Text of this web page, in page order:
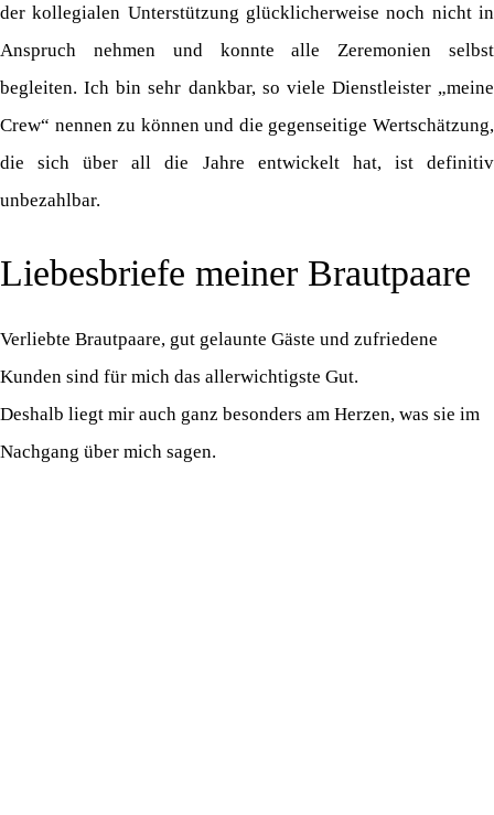
der kollegialen Unterstützung glücklicherweise noch nicht in
Anspruch nehmen und konnte alle Zeremonien selbst
begleiten. Ich bin sehr dankbar, so viele Dienstleister „meine
Crew“ nennen zu können und die gegenseitige Wertschätzung,
die sich über all die Jahre entwickelt hat, ist definitiv
unbezahlbar.
Liebesbriefe meiner Brautpaare
Verliebte Brautpaare, gut gelaunte Gäste und zufriedene
Kunden sind für mich das allerwichtigste Gut.
Deshalb liegt mir auch ganz besonders am Herzen, was sie im
Nachgang über mich sagen.